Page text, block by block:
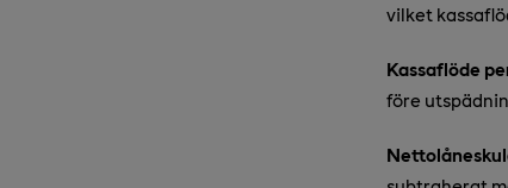
vilket
Kassaflöde
före